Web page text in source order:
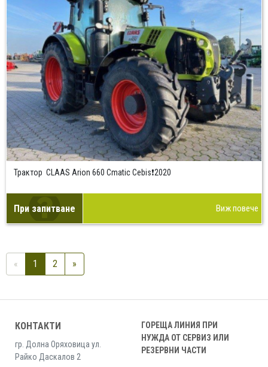
Трактор CLAAS Arion 660 Cmatic Cebis❗2020
При запитване Виж повече
« 1 2 »
КОНТАКТИ
гр. Долна Оряховица ул.
Райко Даскалов 2
ГОРЕЩА ЛИНИЯ ПРИ
НУЖДА ОТ СЕРВИЗ ИЛИ
РЕЗЕРВНИ ЧАСТИ